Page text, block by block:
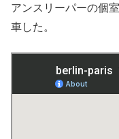
アンスリーパーの個
車した。